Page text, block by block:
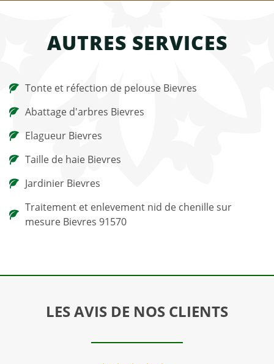
AUTRES SERVICES
Tonte et réfection de pelouse Bievres
Abattage d'arbres Bievres
Elagueur Bievres
Taille de haie Bievres
Jardinier Bievres
Traitement et enlevement nid de chenille sur
mesure Bievres 91570
LES AVIS DE NOS CLIENTS